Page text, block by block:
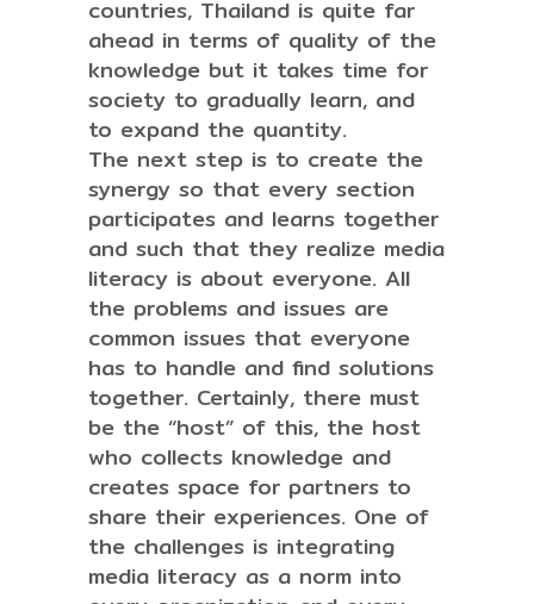
countries, Thailand is quite far
ahead in terms of quality of the
knowledge but it takes time for
society to gradually learn, and
to expand the quantity.
The next step is to create the
synergy so that every section
participates and learns together
and such that they realize media
literacy is about everyone. All
the problems and issues are
common issues that everyone
has to handle and find solutions
together. Certainly, there must
be the “host” of this, the host
who collects knowledge and
creates space for partners to
share their experiences. One of
the challenges is integrating
media literacy as a norm into